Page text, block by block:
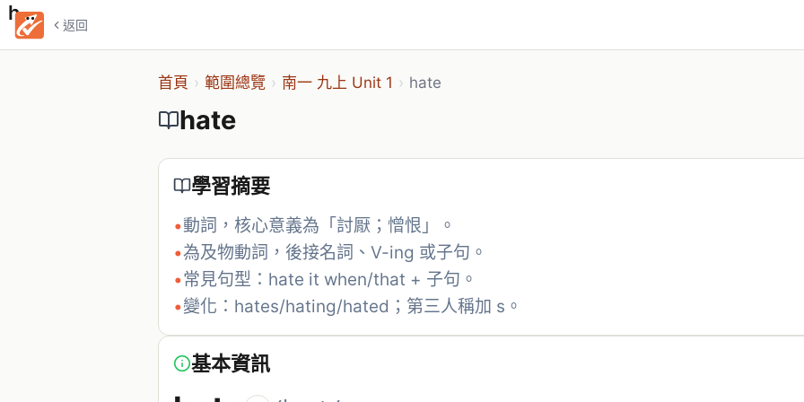
返回
hate
首頁 › 範圍總覽 › 南一 九上 Unit 1 › hate
hate
學習摘要
•動詞，核心意義為「討厭；憎恨」。
•為及物動詞，後接名詞、V-ing 或子句。
•常見句型：hate it when/that + 子句。
•變化：hates/hating/hated；第三人稱加 s。
基本資訊